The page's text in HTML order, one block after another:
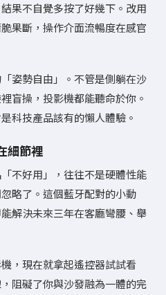
果不自覺多按了好幾下。改用
果斷，操作介面流暢度在感官
姿勢自由」。不管是側躺在沙
盲操，投影機都能聽命於你。
科技產品該有的懶人體驗。
細節裡
不好用」，往往不是硬體性能
略了。這個藍牙配對的小動
解決未來三年在客廳彎腰、舉
，現在就拿起遙控器試試看
阻礙了你與沙發融為一體的完